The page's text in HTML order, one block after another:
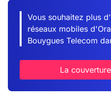
Vous souhaitez plus
réseaux mobiles
Bouygues Telecom
La